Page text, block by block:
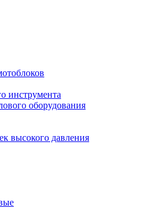
инструмента
оборудования
высокого давления